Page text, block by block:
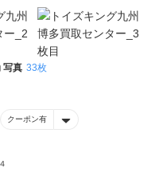
写真 33枚
クーポン有